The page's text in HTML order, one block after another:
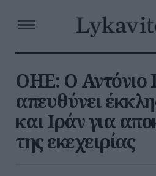
ΟΗΕ: Ο Αντόνιο
απευθύνει
και Ιράν για
της εκεχειρίας